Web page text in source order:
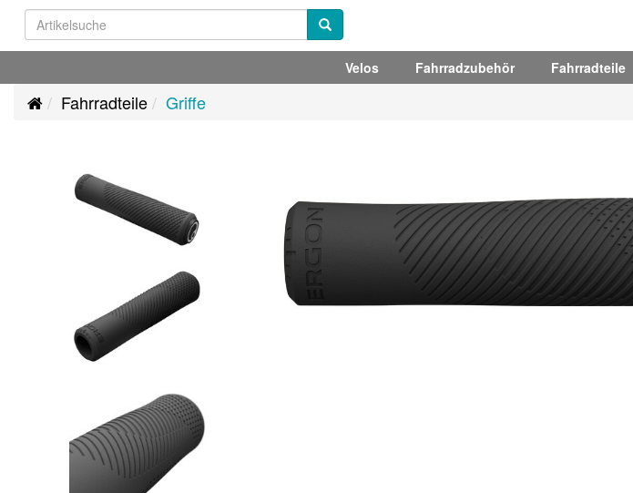
Velos Fahrradzubehör Fahrradteile
Fahrradteile Griffe